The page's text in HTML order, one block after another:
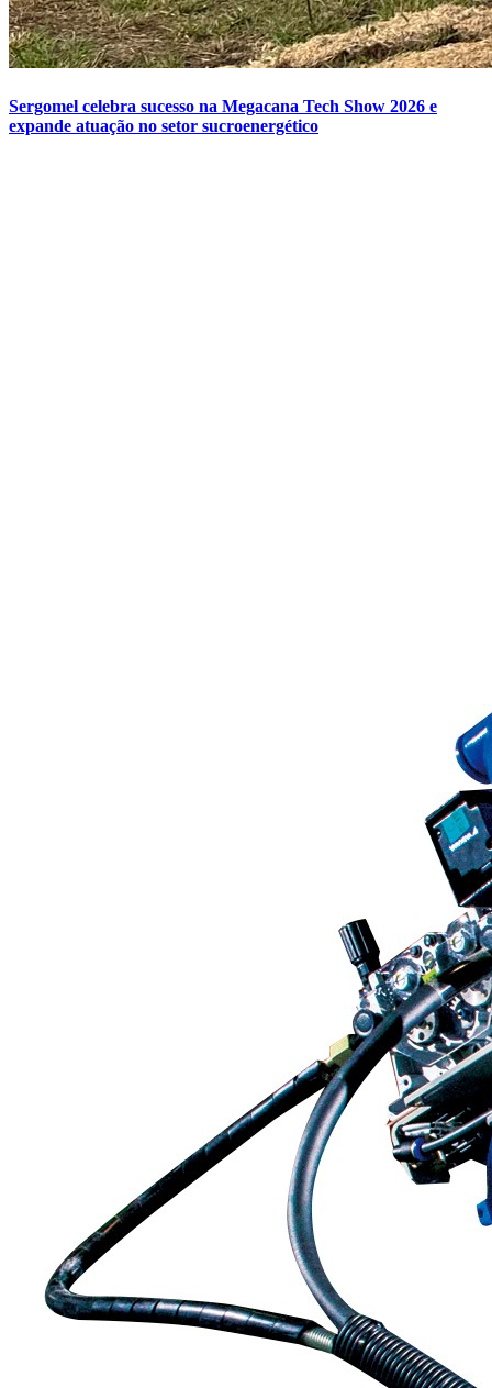
Sergomel celebra sucesso na Megacana Tech Show 2026 e
expande atuação no setor sucroenergético